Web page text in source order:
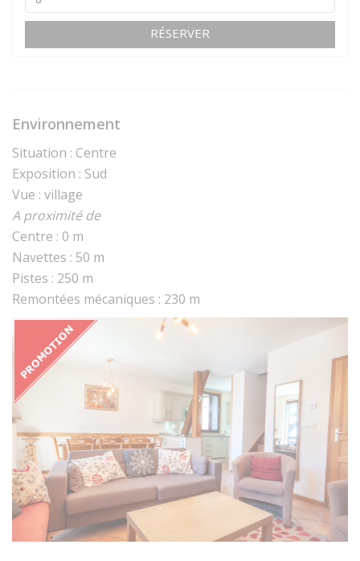
RÉSERVER
Environnement
Situation : Centre
Exposition : Sud
Vue : village
A proximité de
Centre : 0 m
Navettes : 50 m
Pistes : 250 m
Remontées mécaniques : 230 m